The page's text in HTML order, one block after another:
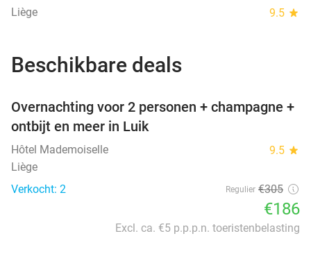
Liège 9.5 star
Beschikbare deals
Overnachting voor 2 personen + champagne +
ontbijt en meer in Luik
Hôtel Mademoiselle 9.5 star
Liège
Verkocht: 2
Regulier €305
€186
Excl. ca. €5 p.p.p.n. toeristenbelasting